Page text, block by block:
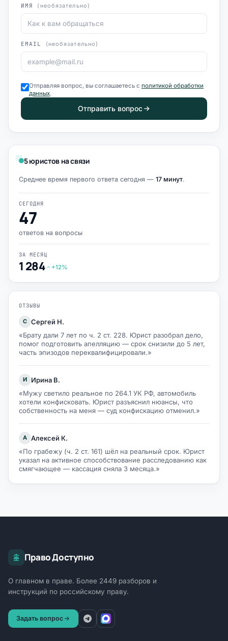
ИМЯ (необязательно)
EMAIL (необязательно)
Отправляя вопрос, вы соглашаетесь с политикой обработки
данных.
Отправить вопрос
5 юристов на связи
Среднее время первого ответа сегодня — 17 минут.
СЕГОДНЯ
47
ответов на вопросы
ЗА МЕСЯЦ
1 284 +12%
ОТЗЫВЫ
С Сергей Н.
«Брату дали 7 лет по ч. 2 ст. 228. Юрист разобрал дело,
помог подготовить апелляцию — срок снизили до 5 лет,
часть эпизодов переквалифицировали.»
И
Ирина В.
«Мужу светило реальное по 264.1 УК РФ, автомобиль
хотели конфисковать. Юрист разъяснил нюансы, что
собственность на меня — суд конфискацию отменил.»
А Алексей К.
«По грабежу (ч. 2 ст. 161) шёл на реальный срок. Юрист
указал на активное способствование расследованию как
смягчающее — кассация сняла 3 месяца.»
Право Доступно
О главном в праве. Более 2449 разборов и
инструкций по российскому праву.
Задать вопрос